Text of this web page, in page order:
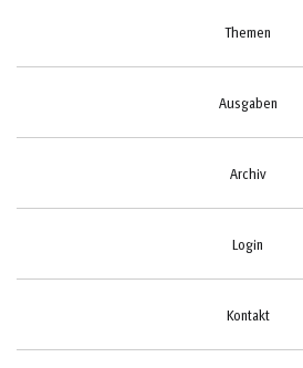
Themen
Ausgaben
Archiv
Login
Kontakt